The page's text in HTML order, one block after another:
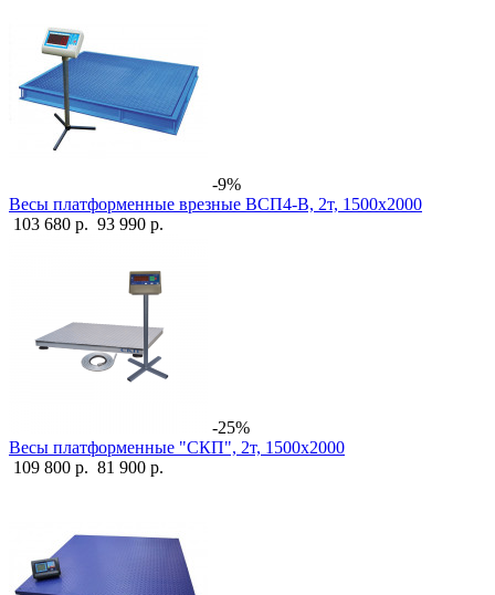
-9%
Весы платформенные врезные ВСП4-В, 2т, 1500х2000
103 680 р. 93 990 р.
-25%
Весы платформенные "СКП", 2т, 1500х2000
109 800 р. 81 900 р.